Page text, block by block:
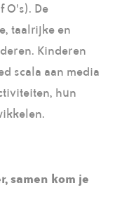
O's). De
taalrijke en
Kinderen
scala aan media
hun
kom je